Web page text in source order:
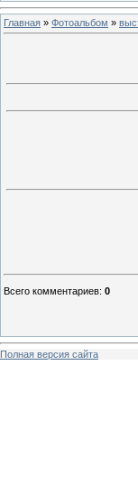
Главная » Фотоальбом »
Всего комментариев: 0
Полная версия сайта